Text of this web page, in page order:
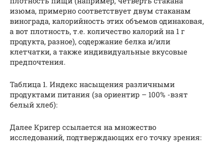
изюма, примерно соответствует двум стаканам
винограда, калорийность этих объемов одинаковая,
а вот плотность, т.е. количество калорий на 1 г
продукта, разное), содержание белка и/или
клетчатки, а также индивидуальные вкусовые
предпочтения.
Таблица 1. Индекс насыщения различными
продуктами питания (за ориентир – 100% -взят
белый хлеб):
Далее Кригер ссылается на множество
исследований, подтверждающих его точку зрения: